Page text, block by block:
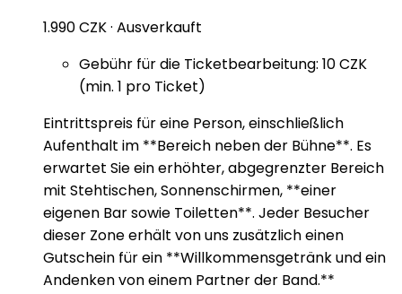
1.990 CZK· Ausverkauft
Gebühr für die Ticketbearbeitung: 10 CZK
(min. 1 pro Ticket)
Eintrittspreis für eine Person, einschließlich
Aufenthalt im **Bereich neben der Bühne**. Es
erwartet Sie ein erhöhter, abgegrenzter Bereich
mit Stehtischen, Sonnenschirmen, **einer
eigenen Bar sowie Toiletten**. Jeder Besucher
dieser Zone erhält von uns zusätzlich einen
Gutschein für ein **Willkommensgetränk und ein
Andenken von einem Partner der Band.**